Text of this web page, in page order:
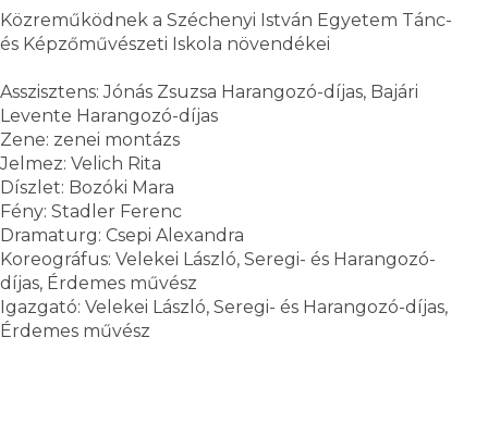
Közreműködnek a Széchenyi István Egyetem Tánc-
és Képzőművészeti Iskola növendékei
Asszisztens: Jónás Zsuzsa Harangozó-díjas, Bajári
Levente Harangozó-díjas
Zene: zenei montázs
Jelmez: Velich Rita
Díszlet: Bozóki Mara
Fény: Stadler Ferenc
Dramaturg: Csepi Alexandra
Koreográfus: Velekei László, Seregi- és Harangozó-
díjas, Érdemes művész
Igazgató: Velekei László, Seregi- és Harangozó-díjas,
Érdemes művész